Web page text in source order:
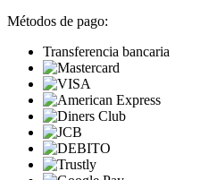
Métodos de pago:
Transferencia bancaria